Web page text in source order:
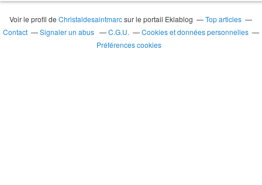
Voir le profil deChristaldesaintmarcsur le portail Eklablog
Top articles
Contact
Signaler un abus C.G.U.
Cookies et données personnelles
Préférences cookies